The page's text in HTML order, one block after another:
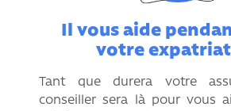
Il vous aide
votre
Tant que durera votre
conseiller sera là pour vous